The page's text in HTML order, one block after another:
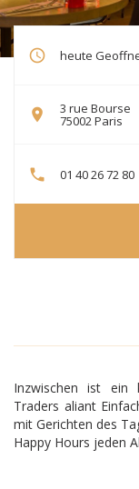
heute
3 rue Bourse
75002 Paris
01 40 26 72 80
Inzwischen ist ein
Traders aliant
mit Gerichten des
Happy Hours jeden